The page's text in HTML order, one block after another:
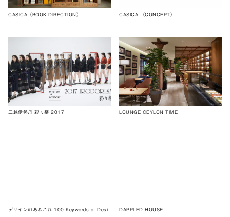
CASICA（BOOK DIRECTION） CASICA （CONCEPT）
三越伊勢丹 彩り祭 2017 LOUNGE CEYLON TIME
DAPPLED HOUSE